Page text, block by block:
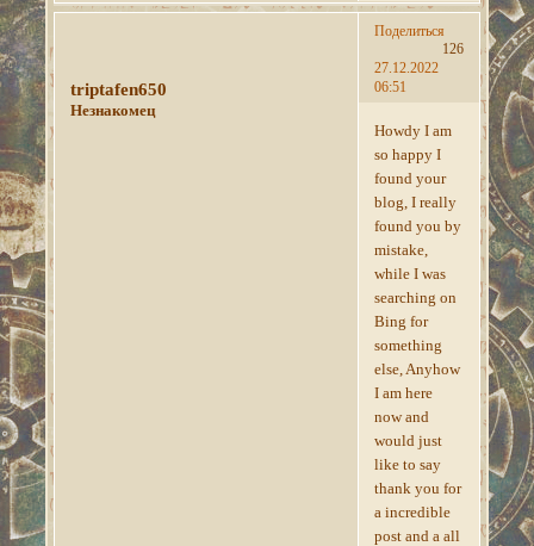
Поделиться
126
27.12.2022
06:51
triptafen650
Незнакомец
Howdy I am
so happy I
found your
blog, I really
found you by
mistake,
while I was
searching on
Bing for
something
else, Anyhow
I am here
now and
would just
like to say
thank you for
a incredible
post and a all